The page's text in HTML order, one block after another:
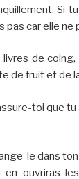
Si
pas car elle ne
livres de
de fruit et de
toi que
le dans
ouvriras